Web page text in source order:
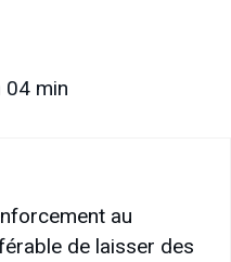
04 min
au
de laisser des